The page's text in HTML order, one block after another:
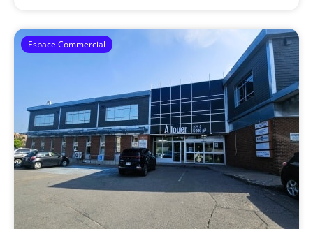
Espace Commercial